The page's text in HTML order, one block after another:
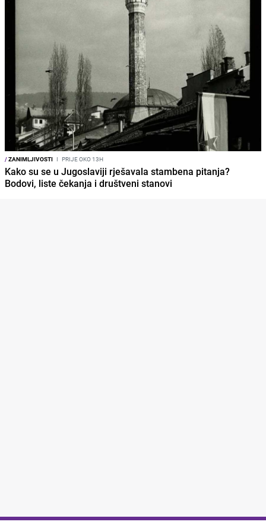
/ZANIMLJIVOSTI I PRIJE OKO 13H
Kako su se u Jugoslaviji rješavala stambena pitanja?
Bodovi, liste čekanja i društveni stanovi